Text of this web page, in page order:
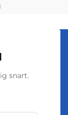
snart.